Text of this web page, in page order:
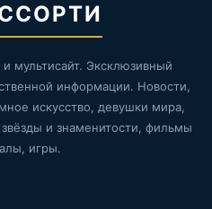
мультисайт. Эксклюзивный
информации. Новости,
искусство, девушки мира,
и знаменитости, фильмы
игры.